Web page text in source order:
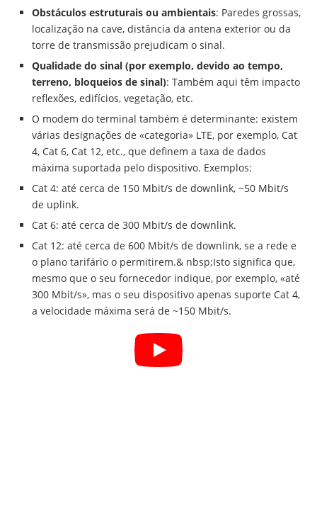
Obstáculos estruturais ou ambientais: Paredes grossas,
localização na cave, distância da antena exterior ou da
torre de transmissão prejudicam o sinal.
Qualidade do sinal (por exemplo, devido ao tempo,
terreno, bloqueios de sinal): Também aqui têm impacto
reflexões, edifícios, vegetação, etc.
O modem do terminal também é determinante: existem
várias designações de «categoria» LTE, por exemplo, Cat
4, Cat 6, Cat 12, etc., que definem a taxa de dados
máxima suportada pelo dispositivo. Exemplos:
Cat 4: até cerca de 150 Mbit/s de downlink, ~50 Mbit/s
de uplink.
Cat 6: até cerca de 300 Mbit/s de downlink.
Cat 12: até cerca de 600 Mbit/s de downlink, se a rede e
o plano tarifário o permitirem.& nbsp;Isto significa que,
mesmo que o seu fornecedor indique, por exemplo, «até
300 Mbit/s», mas o seu dispositivo apenas suporte Cat 4,
a velocidade máxima será de ~150 Mbit/s.